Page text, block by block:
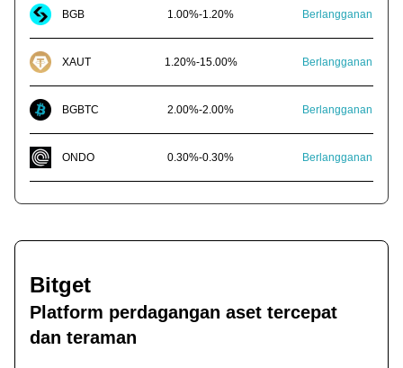
BGB 1.00%-1.20% Berlangganan
XAUT 1.20%-15.00% Berlangganan
BGBTC 2.00%-2.00% Berlangganan
ONDO 0.30%-0.30% Berlangganan
Bitget
Platform perdagangan aset tercepat
dan teraman